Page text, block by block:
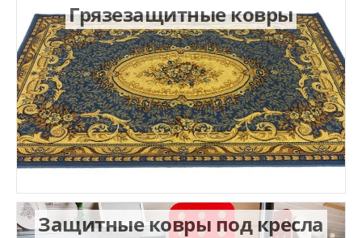
Грязезащитные ковры
Защитные ковры под кресла